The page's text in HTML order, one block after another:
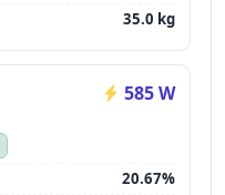
35.0 kg
585 W
20.67%